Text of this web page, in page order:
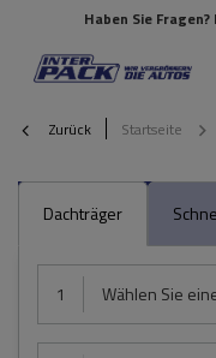
Haben Sie
Zurück Startseite
Dachträger
1 Wählen Sie